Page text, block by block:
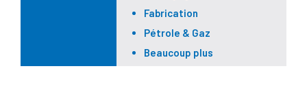
Fabrication
Pétrole & Gaz
Beaucoup plus